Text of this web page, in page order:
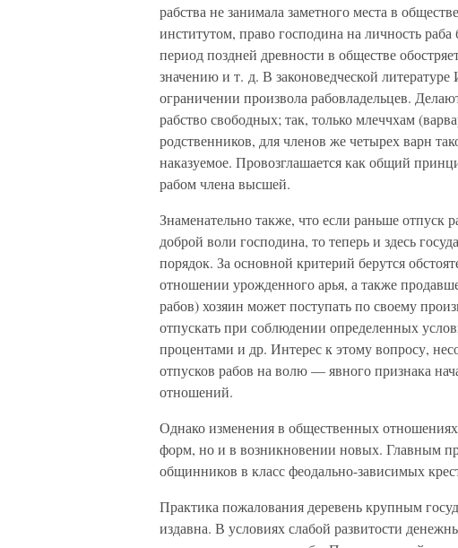
рабства не занимала заметного места в
институтом, право господина на личность
период поздней древности в обществе
значению и т. д. В законоведческой
ограничении произвола рабовладельцев.
рабство свободных; так, только млеччхам
родственников, для членов же четырех варн
наказуемое. Провозглашается как общий
рабом члена высшей.
Знаменательно также, что если раньше отпуск
доброй воли господина, то теперь и здесь
порядок. За основной критерий берутся
отношении урожденного арья, а также
рабов) хозяин может поступать по своему
отпускать при соблюдении определенных
процентами и др. Интерес к этому вопросу,
отпусков рабов на волю — явного признака
отношений.
Однако изменения в общественных
форм, но и в возникновении новых. Главным
общинников в класс феодально-зависимых
Практика пожалования деревень крупным
издавна. В условиях слабой развитости